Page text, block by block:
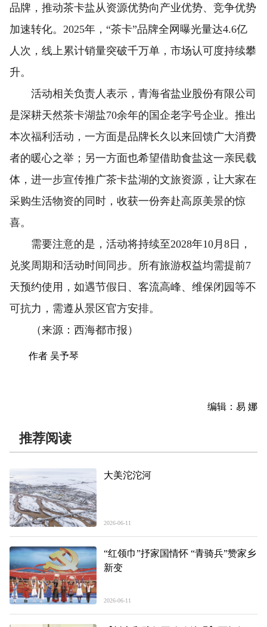
品牌，推动茶卡盐从资源优势向产业优势、竞争优势
加速转化。2025年，“茶卡”品牌全网曝光量达4.6亿
人次，线上累计销量突破千万单，市场认可度持续攀
升。
活动相关负责人表示，青海省盐业股份有限公司
是深耕天然茶卡湖盐70余年的国企老字号企业。推出
本次福利活动，一方面是品牌长久以来回馈广大消费
者的暖心之举；另一方面也希望借助食盐这一亲民载
体，进一步宣传推广茶卡盐湖的文旅资源，让大家在
采购生活物资的同时，收获一份奔赴高原美景的惊
喜。
需要注意的是，活动将持续至2028年10月8日，
兑奖周期和活动时间同步。所有旅游权益均需提前7
天预约使用，如遇节假日、客流高峰、维保闭园等不
可抗力，需遵从景区官方安排。
（来源：西海都市报）
作者 吴予琴
编辑：易 娜
推荐阅读
大美沱沱河
2026-06-11
“红领巾”抒家国情怀 “青骑兵”赞家乡
新变
2026-06-11